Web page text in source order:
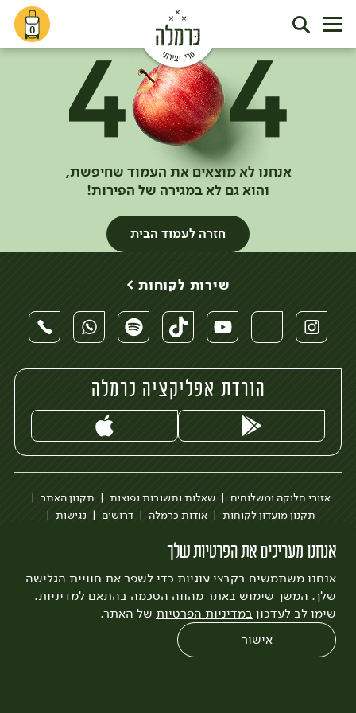
0
אנחנו לא מוצאים את העמוד שחיפשת,
והוא גם לא במגירה של הפירות!
חזרה לעמוד הבית
אנחנו מעריכים את הפרטיות שלך
אנחנו משתמשים בקבצי עוגיות כדי לשפר את חוויית הגלישה
שלך. המשך שימוש באתר מהווה הסכמה בהתאם למדיניות.
שימו לב לעדכון במדיניות הפרטיות של האתר.
אישור
שירות לקוחות >
הורדת אפליקציה כרמלה
אזורי חלוקה ומשלוחים שאלות ותשובות נפוצות
תקנון האתר
תקנון מועדון לקוחות
אודות כרמלה דרושים
נגישות
לצפייה בעדכון מדיניות פרטיות
עיצוב:3bears פיתוח:Quatro